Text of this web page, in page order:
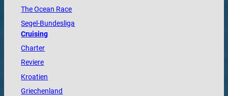
TheOcean Race
Segel-Bundesliga
Cruising
Charter
Reviere
Kroatien
Griechenland